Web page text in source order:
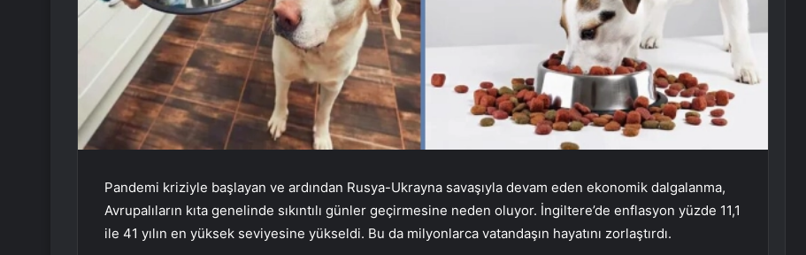
Pandemi kriziyle başlayan ve ardından Rusya-Ukrayna savaşıyla devam eden ekonomik dalgalanma,
Avrupalıların kıta genelinde sıkıntılı günler geçirmesine neden oluyor. İngiltere’de enflasyon yüzde 11,1
ile 41 yılın en yüksek seviyesine yükseldi. Bu da milyonlarca vatandaşın hayatını zorlaştırdı.